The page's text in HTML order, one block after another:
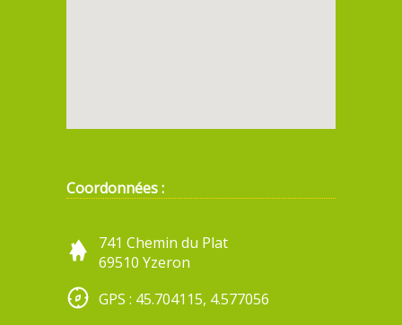
Coordonnées :
741 Chemin du Plat
69510 Yzeron
GPS : 45.704115, 4.577056